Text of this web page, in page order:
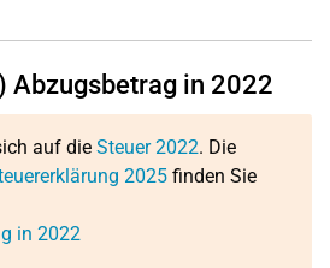
Abzugsbetrag in 2022
auf die Steuer 2022. Die
2025 finden Sie
in 2022